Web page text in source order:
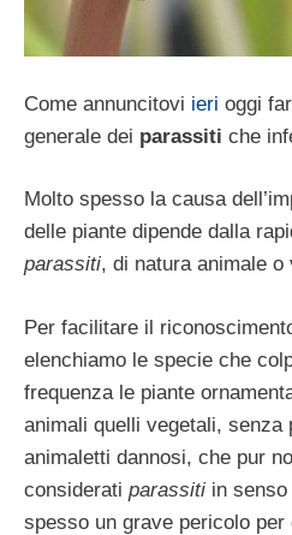
Come annuncitovi ieri oggi
generale dei parassiti che
Molto spesso la causa
delle piante dipende dalla
parassiti, di natura animale o
Per facilitare il
elenchiamo le specie che
frequenza le piante
animali quelli vegetali, senza
animaletti dannosi, che pur
considerati parassiti in
spesso un grave pericolo